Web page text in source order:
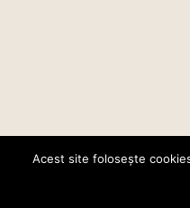
Acest site folosește